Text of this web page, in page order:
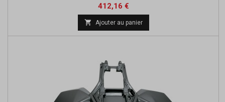
Prix
412,16 €Prix
de
base
 Ajouter au panier